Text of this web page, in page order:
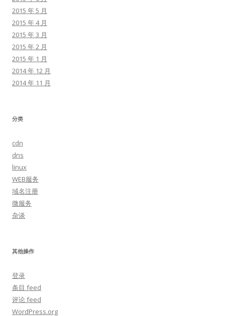
2015 年 5 月
2015 年 4 月
2015 年 3 月
2015 年 2 月
2015 年 1 月
2014 年 12 月
2014 年 11 月
分类
cdn
dns
linux
WEB服务
域名注册
微服务
杂谈
其他操作
登录
条目 feed
评论 feed
WordPress.org